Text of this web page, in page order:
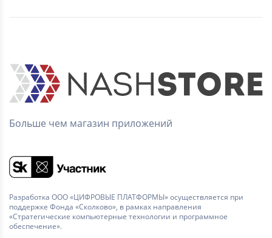
Больше чем магазин приложений
Разработка ООО «ЦИФРОВЫЕ ПЛАТФОРМЫ» осуществляется при
поддержке Фонда «Сколково», в рамках направления
«Стратегические компьютерные технологии и программное
обеспечение».